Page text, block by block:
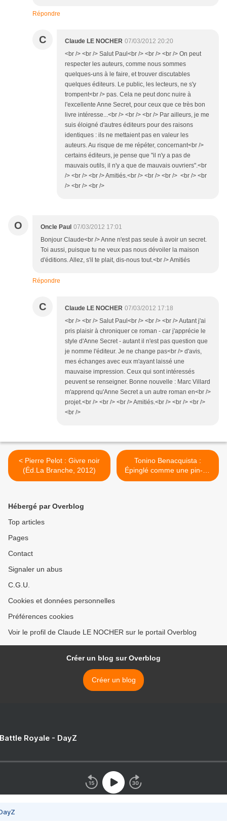
Répondre
C Claude LE NOCHER 07/03/2012 20:20
<br /> <br /> Salut Paul<br /> <br /> <br /> On peut
respecter les auteurs, comme nous sommes
quelques-uns à le faire, et trouver discutables
quelques éditeurs. Le public, les lecteurs, ne s'y
trompent<br /> pas. Cela ne peut donc nuire à
l'excellente Anne Secret, pour ceux que ce très bon
livre intéresse...<br /> <br /> <br /> Par ailleurs, je me
suis éloigné d'autres éditeurs pour des raisons
identiques : ils ne mettaient pas en valeur les
auteurs. Au risque de me répéter, concernant<br />
certains éditeurs, je pense que "il n'y a pas de
mauvais outils, il n'y a que de mauvais ouvriers".<br
/> <br /> <br /> Amitiés.<br /> <br /> <br /> <br /> <br
/> <br /> <br />
O Oncle Paul 07/03/2012 17:01
Bonjour Claude<br /> Anne n'est pas seule à avoir un secret.
Toi aussi, puisque tu ne veux pas nous dévoiler la maison
d'éditions. Allez, s'il te plait, dis-nous tout.<br /> Amitiés
Répondre
C Claude LE NOCHER 07/03/2012 17:18
<br /> <br /> Salut Paul<br /> <br /> <br /> Autant j'ai
pris plaisir à chroniquer ce roman - car j'apprécie le
style d'Anne Secret - autant il n'est pas question que
je nomme l'éditeur. Je ne change pas<br /> d'avis,
mes échanges avec eux m'ayant laissé une
mauvaise impression. Ceux qui sont intéressés
peuvent se renseigner. Bonne nouvelle : Marc Villard
m'apprend qu'Anne Secret a un autre roman en<br />
projet.<br /> <br /> <br /> Amitiés.<br /> <br /> <br />
<br />
< Pierre Pelot : Givre noir
(Éd.La Branche, 2012)
Tonino Benacquista :
Épinglé comme une pin-up
dans un placard de G.I. >
Hébergé par Overblog
Top articles
Pages
Contact
Signaler un abus
C.G.U.
Cookies et données personnelles
Préférences cookies
Voir le profil de Claude LE NOCHER sur le portail Overblog
Créer un blog sur Overblog
Créer un blog
Royale - DayZ